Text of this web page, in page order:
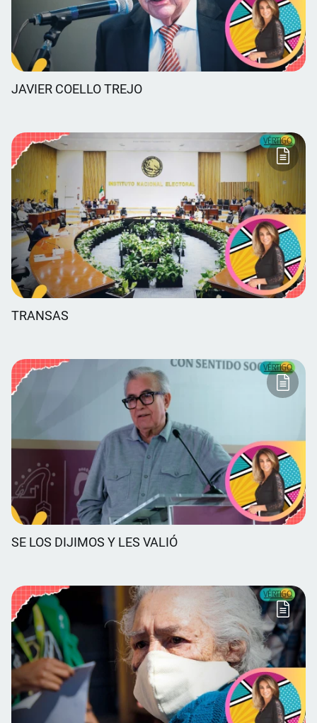
JAVIER COELLO TREJO
TRANSAS
SE LOS DIJIMOS Y LES VALIÓ